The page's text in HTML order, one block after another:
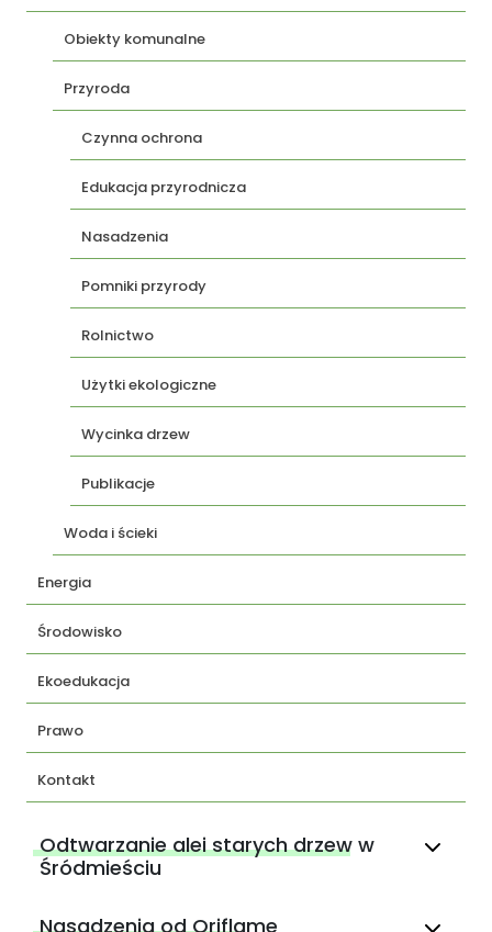
Obiekty komunalne
Przyroda
Czynna ochrona
Edukacja przyrodnicza
Nasadzenia
Pomniki przyrody
Rolnictwo
Użytki ekologiczne
Wycinka drzew
Publikacje
Woda i ścieki
Energia
Środowisko
Ekoedukacja
Prawo
Kontakt
Odtwarzanie alei starych drzew w
Śródmieściu
Nasadzenia od Oriflame